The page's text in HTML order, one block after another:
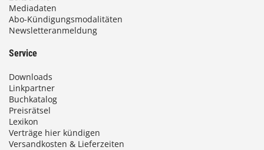
Mediadaten
Abo-Kündigungsmodalitäten
Newsletteranmeldung
Service
Downloads
Linkpartner
Buchkatalog
Preisrätsel
Lexikon
Verträge hier kündigen
Versandkosten & Lieferzeiten